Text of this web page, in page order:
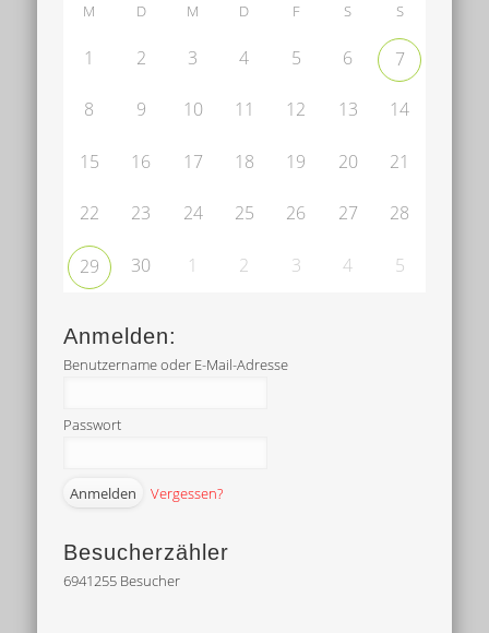
M D M D F S S
1 2 3 4 5 6 7
8 9 10 11 12 13 14
15 16 17 18 19 20 21
22 23 24 25 26 27 28
29 30 1 2 3 4 5
Anmelden:
Benutzername oder E-Mail-Adresse
Passwort
Vergessen?
Besucherzähler
6941255 Besucher